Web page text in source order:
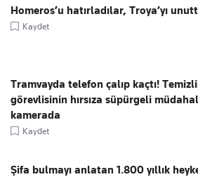
Homeros’u hatırladılar, Troya’yı
Kaydet
Tramvayda telefon çalıp kaçtı!
görevlisinin hırsıza süpürgeli
kamerada
Kaydet
Şifa bulmayı anlatan 1.800 yıllık